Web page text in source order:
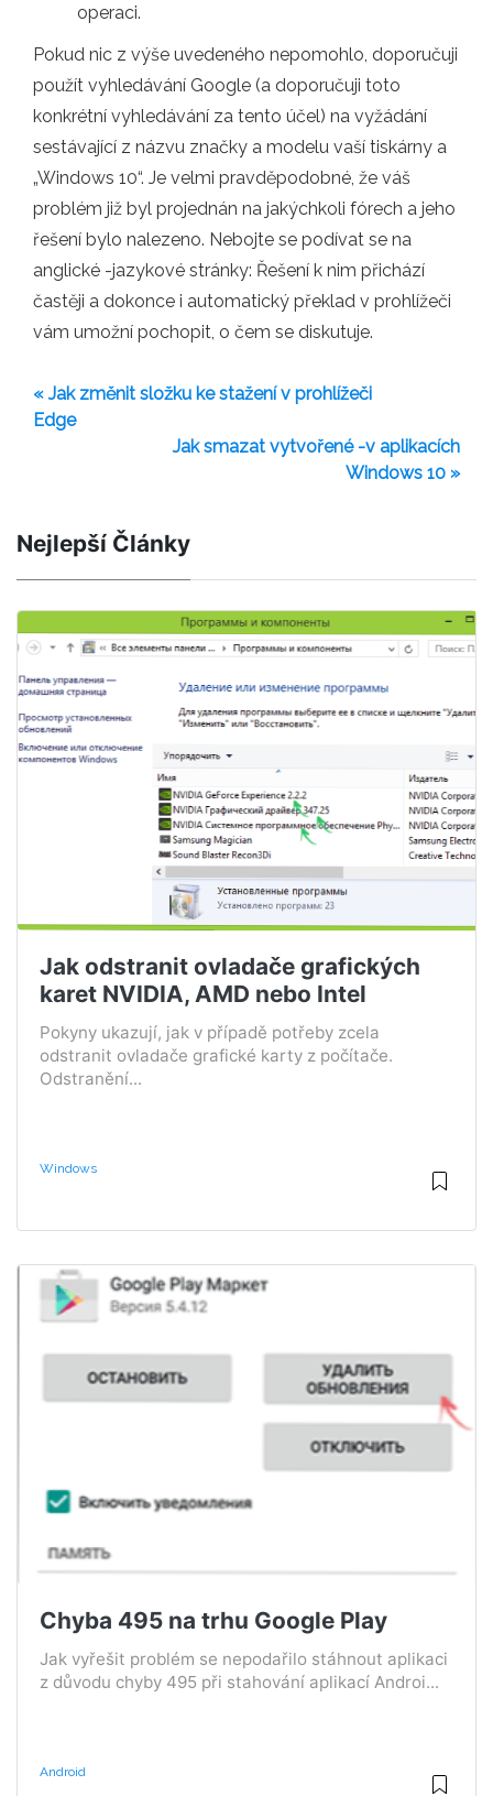
operaci.
Pokud nic z výše uvedeného nepomohlo, doporučuji
použít vyhledávání Google (a doporučuji toto
konkrétní vyhledávání za tento účel) na vyžádání
sestávající z názvu značky a modelu vaší tiskárny a
„Windows 10“. Je velmi pravděpodobné, že váš
problém již byl projednán na jakýchkoli fórech a jeho
řešení bylo nalezeno. Nebojte se podívat se na
anglické -jazykové stránky: Řešení k nim přichází
častěji a dokonce i automatický překlad v prohlížeči
vám umožní pochopit, o čem se diskutuje.
« Jak změnit složku ke stažení v prohlížeči
Edge
Jak smazat vytvořené -v aplikacích
Windows 10 »
Nejlepší Články
Jak odstranit ovladače grafických
karet NVIDIA, AMD nebo Intel
Pokyny ukazují, jak v případě potřeby zcela
odstranit ovladače grafické karty z počítače.
Odstranění...
Windows
Chyba 495 na trhu Google Play
Jak vyřešit problém se nepodařilo stáhnout aplikaci
z důvodu chyby 495 při stahování aplikací Androi...
Android